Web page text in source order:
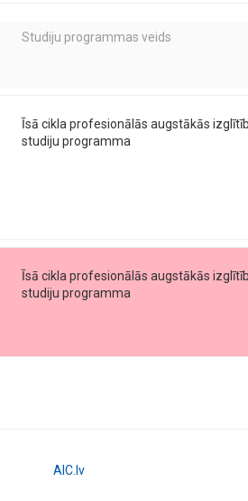
Studiju programmas veids
Īsā cikla profesionālās augstākās
studiju programma
Īsā cikla profesionālās augstākās
studiju programma
AIC.lv